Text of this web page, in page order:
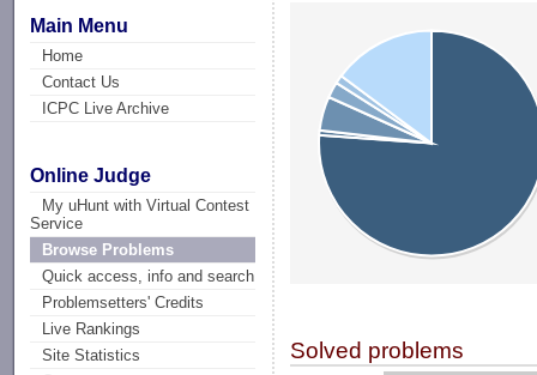
Main Menu
Home
Contact Us
ICPC Live Archive
Online Judge
My uHunt with Virtual Contest
Service
Browse Problems
Quick access, info and search
Problemsetters' Credits
Live Rankings
Site Statistics
Solved problems